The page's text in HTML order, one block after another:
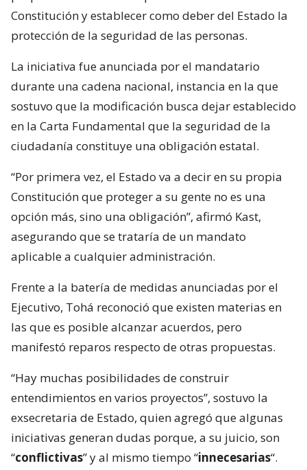
Constitución y establecer como deber del Estado la
protección de la seguridad de las personas.
La iniciativa fue anunciada por el mandatario
durante una cadena nacional, instancia en la que
sostuvo que la modificación busca dejar establecido
en la Carta Fundamental que la seguridad de la
ciudadanía constituye una obligación estatal.
“Por primera vez, el Estado va a decir en su propia
Constitución que proteger a su gente no es una
opción más, sino una obligación”, afirmó Kast,
asegurando que se trataría de un mandato
aplicable a cualquier administración.
Frente a la batería de medidas anunciadas por el
Ejecutivo, Tohá reconoció que existen materias en
las que es posible alcanzar acuerdos, pero
manifestó reparos respecto de otras propuestas.
“Hay muchas posibilidades de construir
entendimientos en varios proyectos”, sostuvo la
exsecretaria de Estado, quien agregó que algunas
iniciativas generan dudas porque, a su juicio, son
“conflictivas” y al mismo tiempo “innecesarias“.